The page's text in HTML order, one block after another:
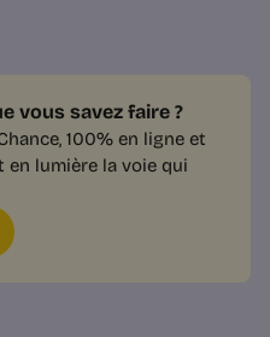
vous savez faire ?
100% en ligne et
en lumière la voie qui